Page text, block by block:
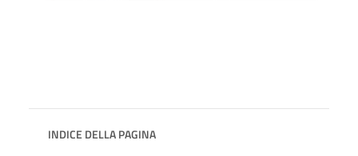
INDICE DELLA PAGINA